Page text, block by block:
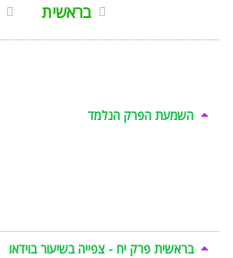
בראשית
השמעת הפרק הנלמד
בראשית פרק יח - צפייה בשיעור בוידאו